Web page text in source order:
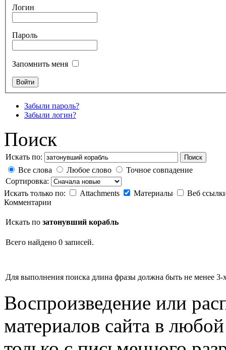
Логин
Пароль
Запомнить меня
Забыли пароль?
Забыли логин?
Поиск
Искать по: Поиск
Все слова Любое слово
Точное совпадение
Сортировка:
Искать только по:
Attachments Материалы
Веб
Комментарии
Искать по затонувший корабль
Всего найдено 0 записей.
Для выполнения поиска длина фразы должна быть не менее 3-
Воспроизведение или
материалов сайта в